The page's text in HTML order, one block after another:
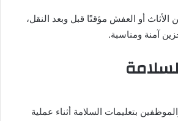
الأثاث أو العفش مؤقتًا قبل وبعد النقل،
آمنة ومناسبة.
بتعليمات السلامة أثناء عملية